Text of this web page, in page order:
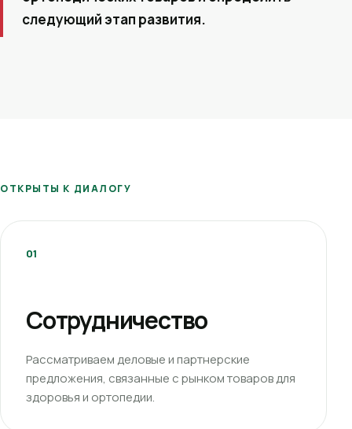
следующий этап развития.
ОТКРЫТЫ К ДИАЛОГУ
01
Сотрудничество
Рассматриваем деловые и партнерские
предложения, связанные с рынком товаров для
здоровья и ортопедии.